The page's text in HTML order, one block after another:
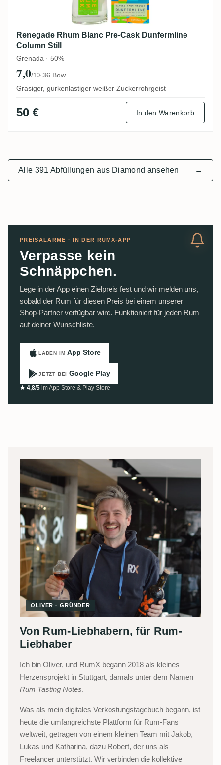
Renegade Rhum Blanc Pre-Cask Dunfermline
Column Still
Grenada · 50%
7,0/10·36 Bew.
Grasiger, gurkenlastiger weißer Zuckerrohrgeist
50 € In den Warenkorb
Alle 391 Abfüllungen aus Diamond ansehen →
PREISALARME · IN DER RUMX-APP
Verpasse kein
Schnäppchen.
Lege in der App einen Zielpreis fest und wir melden uns,
sobald der Rum für diesen Preis bei einem unserer
Shop-Partner verfügbar wird. Funktioniert für jeden Rum
auf deiner Wunschliste.
LADEN IM App Store
JETZT BEI Google Play
★ 4,8/5 im App Store & Play Store
OLIVER · GRÜNDER
Von Rum-Liebhabern, für Rum-
Liebhaber
Ich bin Oliver, und RumX begann 2018 als kleines
Herzensprojekt in Stuttgart, damals unter dem Namen
Rum Tasting Notes.
Was als mein digitales Verkostungstagebuch begann, ist
heute die umfangreichste Plattform für Rum-Fans
weltweit, getragen von einem kleinen Team mit Jakob,
Lukas und Katharina, dazu Robert, der uns als
Freelancer unterstützt. Wir verbinden die kollektive